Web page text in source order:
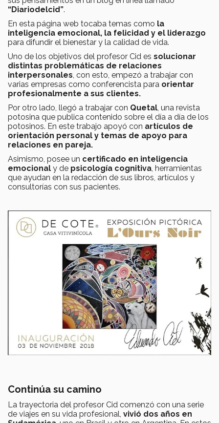
“Diariodelcid”.
En esta página web tocaba temas como la
inteligencia emocional, la felicidad y el liderazgo
para difundir el bienestar y la calidad de vida.
Uno de los objetivos del profesor Cid es solucionar
distintas problemáticas de relaciones
interpersonales , con esto, empezó a trabajar con
varias empresas como conferencista para orientar
profesionalmente a sus clientes.
Por otro lado, llegó a trabajar con Quetal , una revista
potosina que publica contenido sobre el día a día de los
potosinos. En este trabajo apoyó con artículos de
orientación personal y temas de apoyo para
relaciones en pareja.
​​Asimismo, posee un certificado en inteligencia
emocional y de psicología cognitiva , herramientas
que ayudan en la redacción de sus libros, artículos y
consultorías con sus pacientes.
Continúa su camino
La trayectoria del profesor Cid comenzó con una serie
de viajes en su vida profesional, vivió dos años en